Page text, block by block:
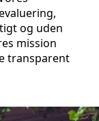
og uden
mission
transparent